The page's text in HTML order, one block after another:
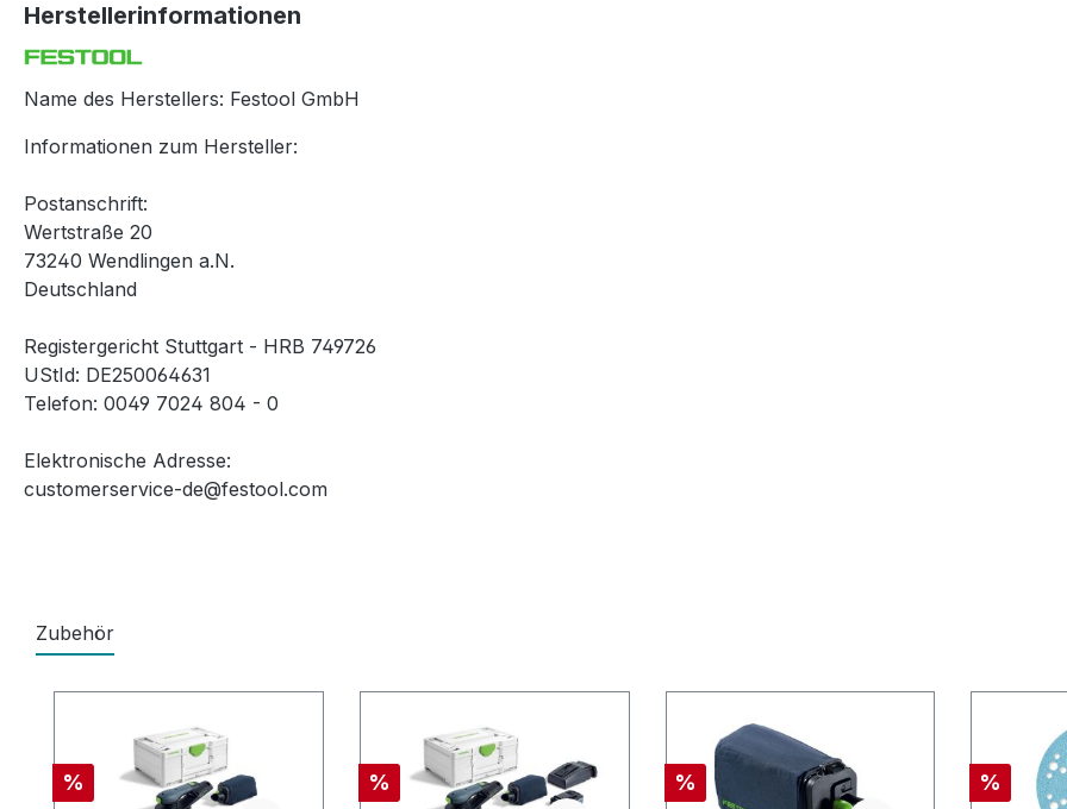
Herstellerinformationen
Name des Herstellers: Festool GmbH
Informationen zum Hersteller:
Postanschrift:
Wertstraße 20
73240 Wendlingen a.N.
Deutschland
Registergericht Stuttgart - HRB 749726
UStId: DE250064631
Telefon: 0049 7024 804 - 0
Elektronische Adresse:
customerservice-de@festool.com
Zubehör
Rabatt
% Rabatt
% Rabatt
% Rabatt
%